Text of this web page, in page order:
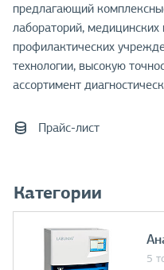
предлагающий
лабораторий,
профилактических
технологии, высокую
ассортимент
Прайс-лист
Категории
5